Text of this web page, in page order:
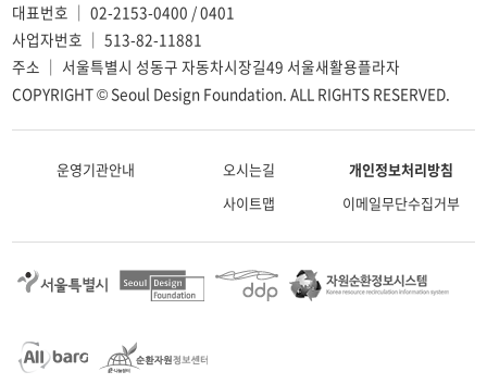
대표번호 ｜ 02-2153-0400 / 0401
사업자번호 ｜ 513-82-11881
주소 ｜ 서울특별시 성동구 자동차시장길49 서울새활용플라자
COPYRIGHT © Seoul Design Foundation. ALL RIGHTS RESERVED.
운영기관안내 오시는길
개인정보처리방침
사이트맵
이메일무단수집거부